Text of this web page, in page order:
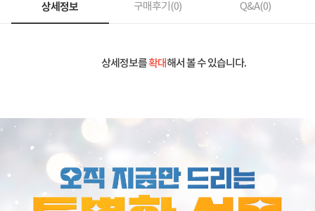
상세정보 구매후기(0) Q&A(0)
상세정보를확대해서 볼 수 있습니다.